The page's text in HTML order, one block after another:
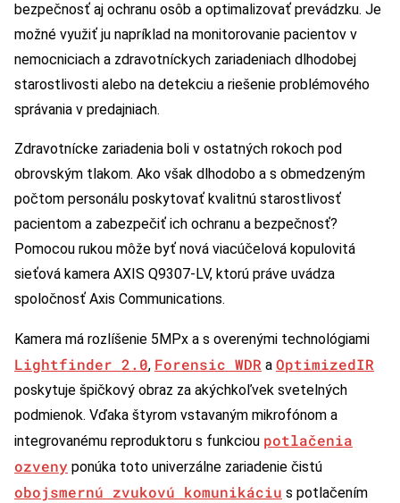
bezpečnosť aj ochranu osôb a optimalizovať prevádzku. Je
možné využiť ju napríklad na monitorovanie pacientov v
nemocniciach a zdravotníckych zariadeniach dlhodobej
starostlivosti alebo na detekciu a riešenie problémového
správania v predajniach.
Zdravotnícke zariadenia boli v ostatných rokoch pod
obrovským tlakom. Ako však dlhodobo a s obmedzeným
počtom personálu poskytovať kvalitnú starostlivosť
pacientom a zabezpečiť ich ochranu a bezpečnosť?
Pomocou rukou môže byť nová viacúčelová kopulovitá
sieťová kamera AXIS Q9307-LV, ktorú práve uvádza
spoločnosť Axis Communications.
Kamera má rozlíšenie 5MPx a s overenými technológiami
Lightfinder 2.0, Forensic WDR a OptimizedIR
poskytuje špičkový obraz za akýchkoľvek svetelných
podmienok. Vďaka štyrom vstavaným mikrofónom a
integrovanému reproduktoru s funkciou potlačenia
ozveny ponúka toto univerzálne zariadenie čistú
obojsmernú zvukovú komunikáciu s potlačením